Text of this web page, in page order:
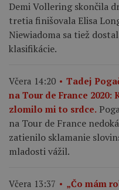
Demi Vollering skončila
tretia finišovala Elisa
Niewiadoma sa tiež
klasifikácie.
Včera 14:20
Tadej
na Tour de France 2020:
zlomilo mi to srdce.
na Tour de France
zatienilo sklamanie
mladosti vážil.
Včera 13:37
„Čo mám